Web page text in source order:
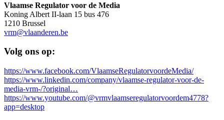
Vlaamse Regulator voor de Media
Koning Albert II-laan 15 bus 476
1210 Brussel
vrm@vlaanderen.be
Volg ons op:
https://www.facebook.com/VlaamseRegulatorvoordeMedia/
https://www.linkedin.com/company/vlaamse-regulator-voor-de-
media-vrm-/?original…
https://www.youtube.com/@vrmvlaamseregulatorvoordem4778?
app=desktop